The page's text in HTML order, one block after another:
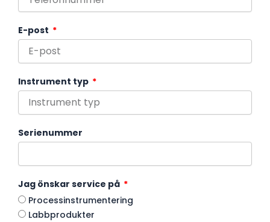
E-post
Instrument typ
Serienummer
Jag önskar service på
Processinstrumentering
Labbprodukter